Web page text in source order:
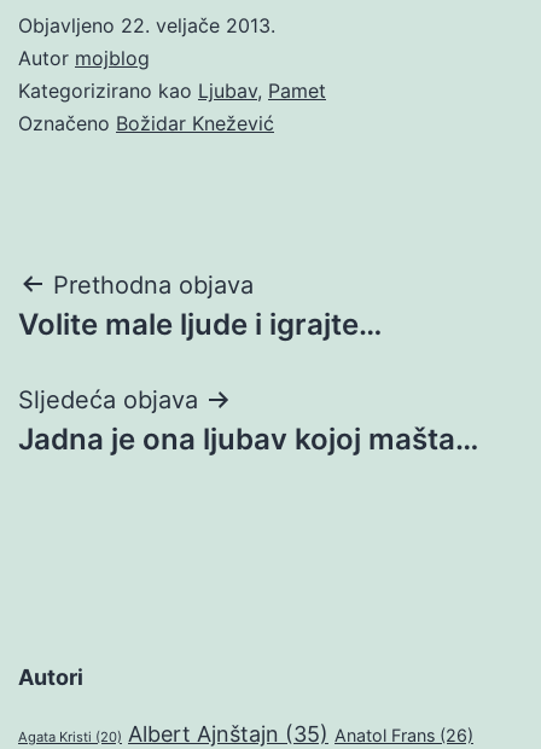
Objavljeno 22. veljače 2013.
Autor mojblog
Kategorizirano kao Ljubav, Pamet
Označeno Božidar Knežević
Navigacija
objava
Prethodna objava
Volite male ljude i igrajte…
Sljedeća objava
Jadna je ona ljubav kojoj mašta…
Autori
Agata Kristi (20) Albert Ajnštajn (35) Anatol Frans (26)